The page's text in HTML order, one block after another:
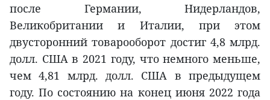
после Германии, Нидерландов,
Великобритании и Италии, при этом
двусторонний товарооборот достиг 4,8 млрд.
долл. США в 2021 году, что немного меньше,
чем 4,81 млрд. долл. США в предыдущем
году. По состоянию на конец июня 2022 года